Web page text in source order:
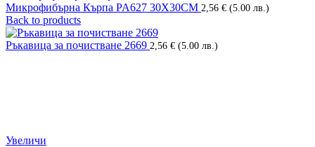
Микрофибърна Кърпа PA627 30X30CM 2,56 € (5.00 лв.)
Back to products
Ръкавица за почистване 2669 2,56 € (5.00 лв.)
Увеличи